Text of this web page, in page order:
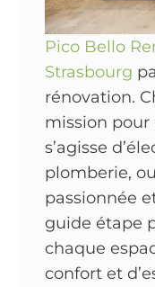
Pico Bello
Strasbourg
rénovation.
mission pour
s’agisse
plomberie,
passionnée
guide étape
chaque
confort et